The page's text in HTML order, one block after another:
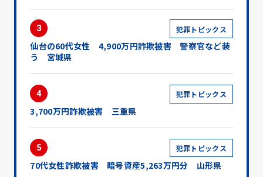
3 犯罪トピックス
仙台の60代女性 4,900万円詐欺被害 警察官など装
う 宮城県
4 犯罪トピックス
3,700万円詐欺被害 三重県
5 犯罪トピックス
70代女性詐欺被害 暗号資産5,263万円分 山形県